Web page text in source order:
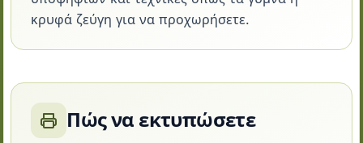
κρυφά ζεύγη για να προχωρήσετε.
Πώς να εκτυπώσετε